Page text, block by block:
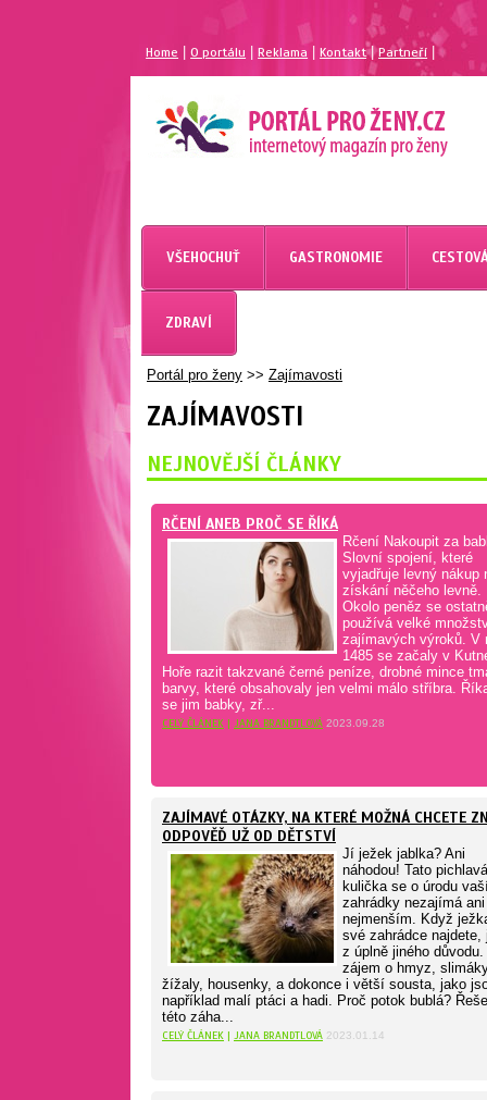
Home |O portálu Reklama Kontakt| Partneří
VŠEHOCHUŤ GASTRONOMIE
ZDRAVÍ
Portál pro ženy >> Zajímavosti
ZAJÍMAVOSTI
NEJNOVĚJŠÍ ČLÁNKY
RČENÍ ANEB PROČ SE ŘÍKÁ
Rčení Nakoupit za
Slovní spojení, které
vyjadřuje levný nákup
získání něčeho levně.
Okolo peněz se
používá velké
zajímavých výroků. V
1485 se začaly v
Hoře razit takzvané černé peníze, drobné mince
barvy, které obsahovaly jen velmi málo stříbra.
se jim babky, zř...
CELÝ ČLÁNEK | JANA BRANDTLOVÁ 2023.09.28
ZAJÍMAVÉ OTÁZKY, NA KTERÉ MOŽNÁ CHCETE
ODPOVĚĎ UŽ OD DĚTSTVÍ
Jí ježek jablka? Ani
náhodou! Tato pichlavá
kulička se o úrodu
zahrádky nezajímá
nejmenším. Když
své zahrádce najdete,
z úplně jiného důvodu.
zájem o hmyz,
žížaly, housenky, a dokonce i větší sousta, jako
například malí ptáci a hadi. Proč potok bublá?
této záha...
CELÝ ČLÁNEK | JANA BRANDTLOVÁ 2023.01.14